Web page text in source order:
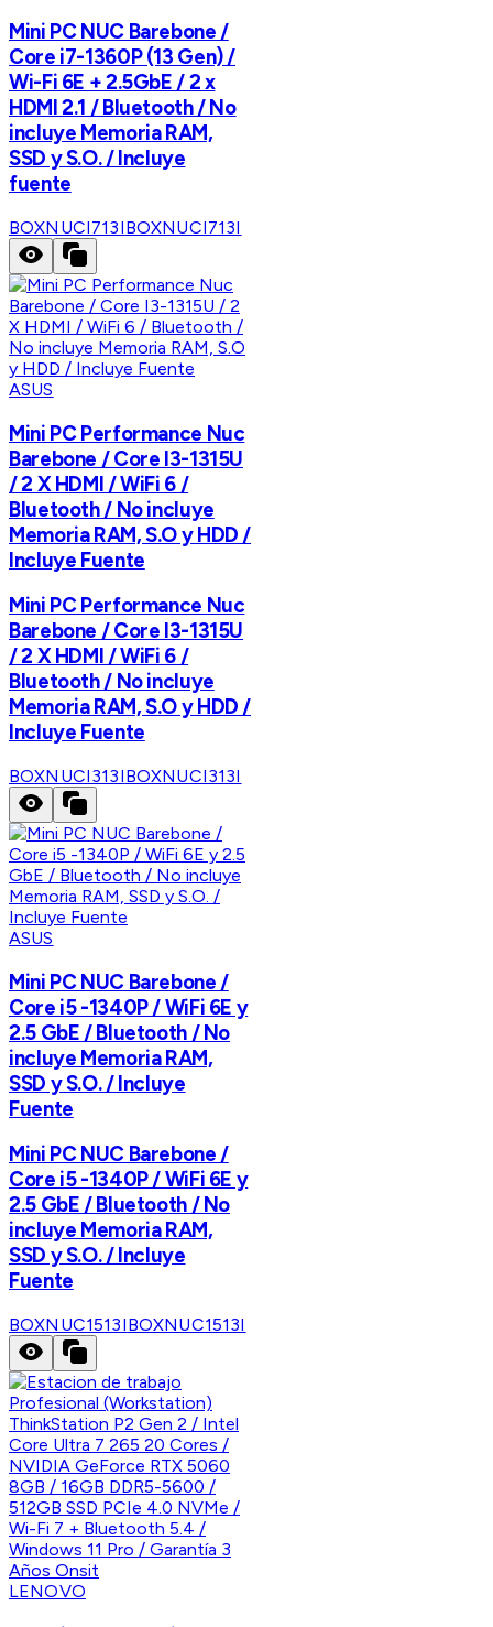
Mini PC NUC Barebone /
Core i7-1360P (13 Gen) /
Wi-Fi 6E + 2.5GbE / 2 x
HDMI 2.1 / Bluetooth / No
incluye Memoria RAM,
SSD y S.O. / Incluye
fuente
BOXNUCI713IBOXNUCI713I
ASUS
Mini PC Performance Nuc
Barebone / Core I3-1315U
/ 2 X HDMI / WiFi 6 /
Bluetooth / No incluye
Memoria RAM, S.O y HDD /
Incluye Fuente
Mini PC Performance Nuc
Barebone / Core I3-1315U
/ 2 X HDMI / WiFi 6 /
Bluetooth / No incluye
Memoria RAM, S.O y HDD /
Incluye Fuente
BOXNUCI313IBOXNUCI313I
ASUS
Mini PC NUC Barebone /
Core i5 -1340P / WiFi 6E y
2.5 GbE / Bluetooth / No
incluye Memoria RAM,
SSD y S.O. / Incluye
Fuente
Mini PC NUC Barebone /
Core i5 -1340P / WiFi 6E y
2.5 GbE / Bluetooth / No
incluye Memoria RAM,
SSD y S.O. / Incluye
Fuente
BOXNUC1513IBOXNUC1513I
LENOVO